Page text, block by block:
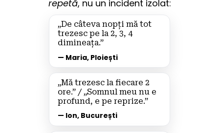
repetă, nu un incident izolat:
„De câteva nopți mă tot
trezesc pe la 2, 3, 4
dimineața.”
— Maria, Ploiești
„Mă trezesc la fiecare 2
ore.” / „Somnul meu nu e
profund, e pe reprize.”
— Ion, București